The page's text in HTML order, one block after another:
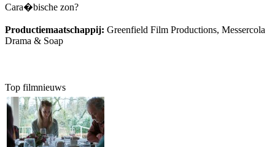
Cara�bische zon?
Productiemaatschappij: Greenfield Film Productions, Messercola
Drama & Soap
Top filmnieuws